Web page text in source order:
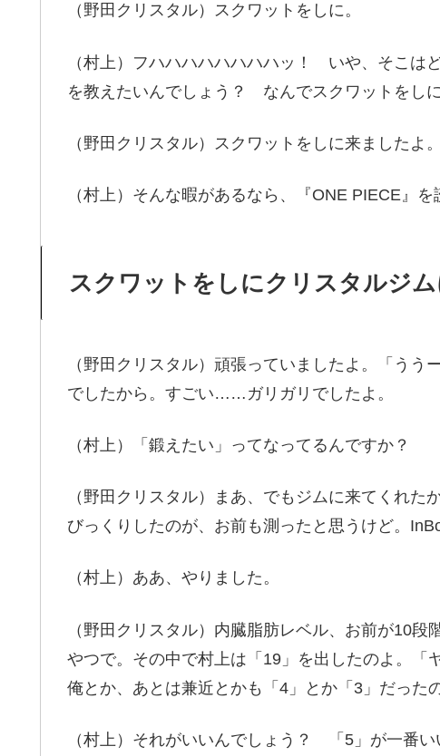
（野田クリスタル）スクワットをしに。
（村上）フハハハハハハハハッ！ いや、そこは
を教えたいんでしょう？ なんでスクワットをし
（野田クリスタル）スクワットをしに来ましたよ。
（村上）そんな暇があるなら、『ONE PIECE』
スクワットをしにクリスタルジ
（野田クリスタル）頑張っていましたよ。「う
でしたから。すごい……ガリガリでしたよ。
（村上）「鍛えたい」ってなってるんですか？
（野田クリスタル）まあ、でもジムに来てくれ
びっくりしたのが、お前も測ったと思うけど。
（村上）ああ、やりました。
（野田クリスタル）内臓脂肪レベル、お前が10
やつで。その中で村上は「19」を出したのよ。「
俺とか、あとは兼近とかも「4」とか「3」だったの
（村上）それがいいんでしょう？ 「5」が一番い